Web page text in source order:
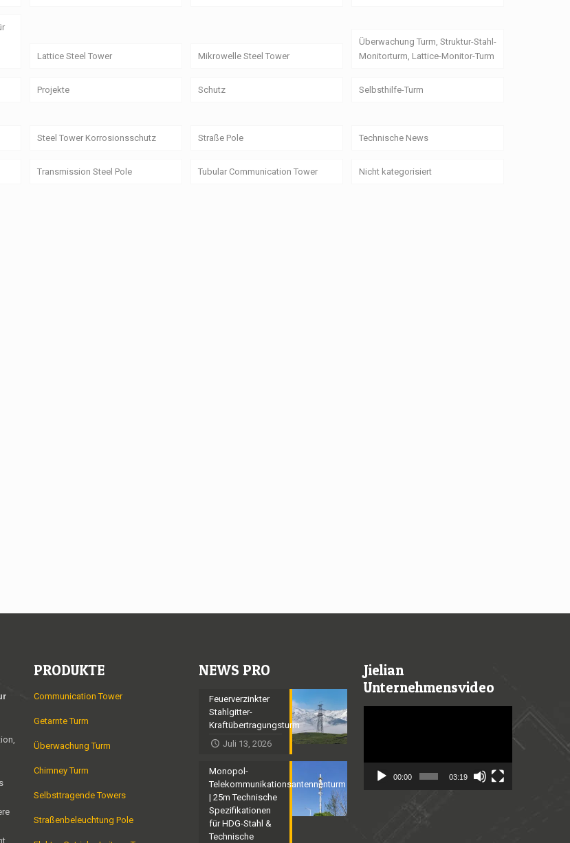
Lattice Steel Tower Mikrowelle Steel Tower
Überwachung Turm, Struktur-Stahl-
Monitorturm, Lattice-Monitor-Turm
Projekte Schutz Selbsthilfe-Turm
Steel Tower Korrosionsschutz Straße Pole Technische News
Transmission Steel Pole Tubular Communication Tower Nicht kategorisiert
PRODUKTE
Communication Tower
Getarnte Turm
Überwachung Turm
Chimney Turm
Selbsttragende Towers
Straßenbeleuchtung Pole
NEWS PRO
Feuerverzinkter
Stahlgitter-
Kraftübertragungsturm
Juli 13, 2026
Monopol-
Telekommunikationsantennenturm
| 25m Technische
Spezifikationen
für HDG-Stahl &
Technische
Jielian
Unternehmensvideo
00:00 03:19